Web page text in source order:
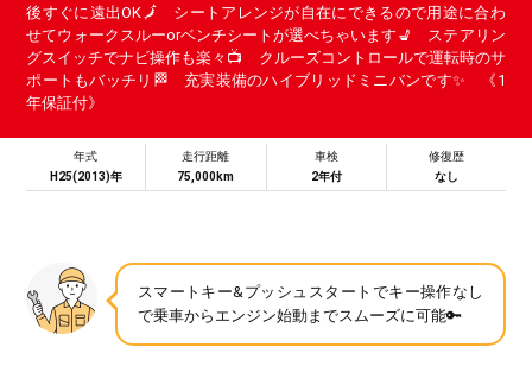
後すぐに遠出OK🗾 シートアレンジが自在にできるので用途に合わ
せてウォークスルーorベンチシートが選べちゃいます💺 ステアリン
グスイッチでナビ操作も楽々📺 クルーズコントロールで運転時のサ
ポートもバッチリ🏁 充実装備のハイブリッドミニバンです✨ 《1
年保証付》
年式
H25(2013)年
走行距離
75,000km
車検
2年付
修復歴
なし
スマートキー&プッシュスタートでキー操作なし
で乗車からエンジン始動までスムーズに可能🔑